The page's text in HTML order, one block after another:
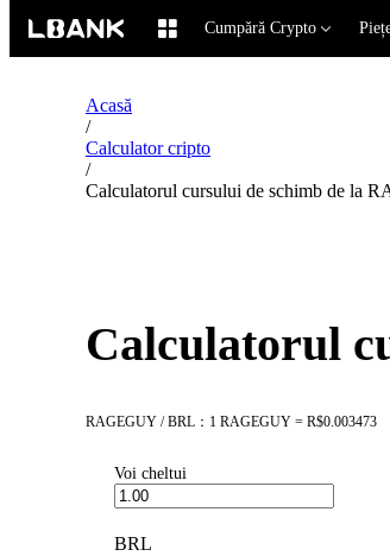
Cumpără Crypto
Acasă
/
Calculator cripto
/
Calculatorul cursului de schimb de la
Calculatorul
RAGEGUY / BRL：1 RAGEGUY = R$0.003473
Voi cheltui
BRL